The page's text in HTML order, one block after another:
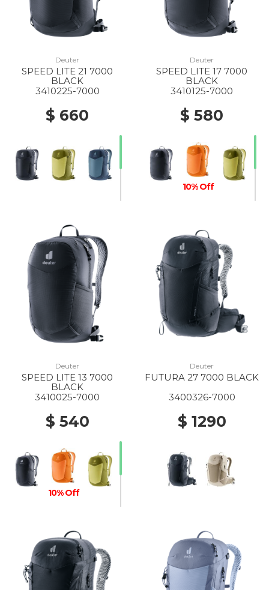
Deuter
SPEED LITE 21 7000
BLACK
3410225-7000
$ 660
Deuter
SPEED LITE 17 7000
BLACK
3410125-7000
$ 580
10% Off
Deuter
SPEED LITE 13 7000
BLACK
3410025-7000
$ 540
10% Off
Deuter
FUTURA 27 7000 BLACK
3400326-7000
$ 1290